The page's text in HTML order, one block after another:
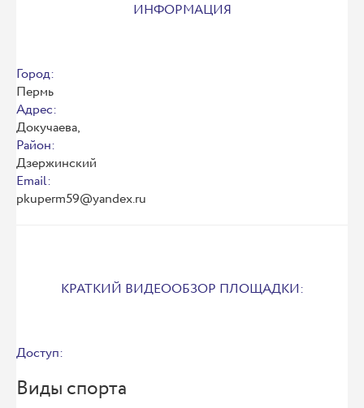
ИНФОРМАЦИЯ
Город:
Пермь
Адрес:
Докучаева,
Район:
Дзержинский
Email:
pkuperm59@yandex.ru
КРАТКИЙ ВИДЕООБЗОР ПЛОЩАДКИ:
Доступ:
Виды спорта